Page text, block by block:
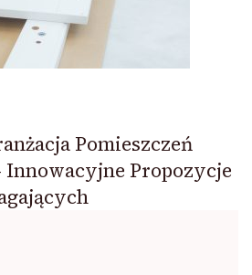
Pomieszczeń
Innowacyjne Propozycje